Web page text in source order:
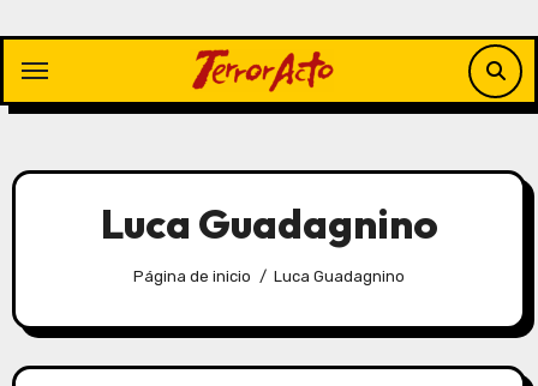
contenido
Luca Guadagnino
Página de inicio Luca Guadagnino